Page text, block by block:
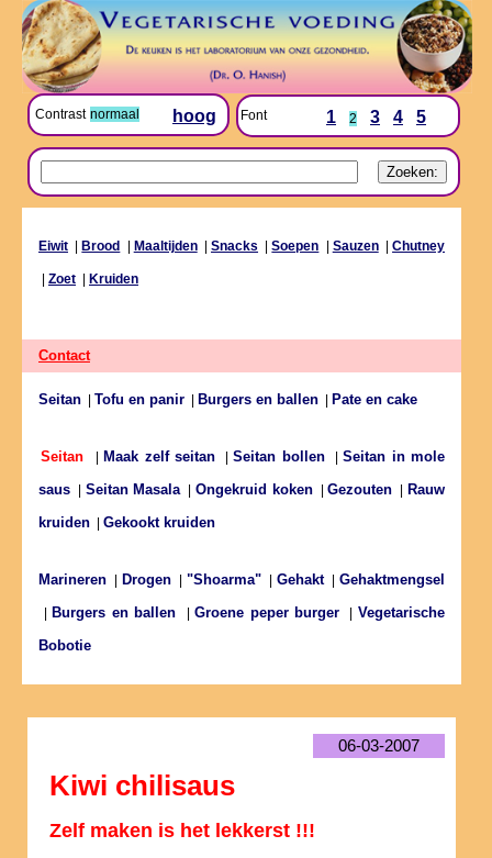
Contrast normaal hoog Font 1 2 3 4 5
Eiwit Brood Maaltijden|Snacks |Soepen Sauzen|Chutney
Zoet Kruiden
Contact
Seitan Tofu en panir Burgers en ballen Pate en cake
Seitan Maak zelf seitan |Seitan bollen|Seitan in mole
saus
Seitan Masala|Ongekruid koken|Gezouten
Rauw
kruiden
Gekookt kruiden
Marineren Drogen "Shoarma" Gehakt|Gehaktmengsel
Burgers en ballen |Groene peper burger |Vegetarische
Bobotie
06-03-2007
Kiwi chilisaus
Zelf maken is het lekkerst !!!